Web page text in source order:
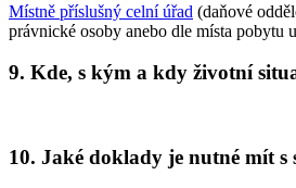
Místně příslušný celní úřad (daňové
právnické osoby anebo dle místa pobytu
9. Kde, s kým a kdy životní
10. Jaké doklady je nutné mít s